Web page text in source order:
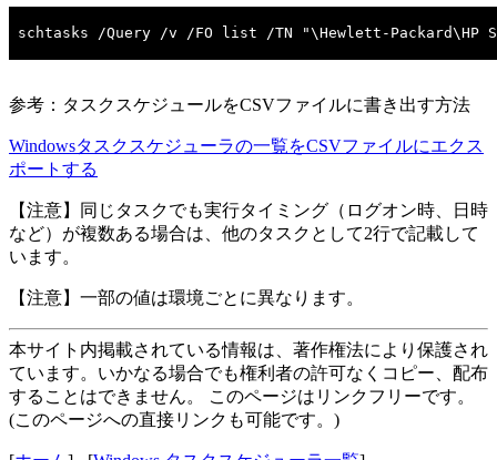
参考：タスクスケジュールをCSVファイルに書き出す方法
Windowsタスクスケジューラの一覧をCSVファイルにエクス
ポートする
【注意】同じタスクでも実行タイミング（ログオン時、日時
など）が複数ある場合は、他のタスクとして2行で記載して
います。
【注意】一部の値は環境ごとに異なります。
本サイト内掲載されている情報は、著作権法により保護され
ています。いかなる場合でも権利者の許可なくコピー、配布
することはできません。 このページはリンクフリーです。
(このページへの直接リンクも可能です。)